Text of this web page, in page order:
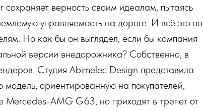
верность своим идеалам, пытаясь
управляемость на дороге. И всё это по
Но как бы он выглядел, если бы компания
версии внедорожника? Собственно, в
Студия Abimelec Design представила
ориентированную на покупателей,
Mercedes-AMG G63, но приходят в трепет от